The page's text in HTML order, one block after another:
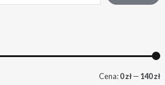
Cena:0 zł—140 zł